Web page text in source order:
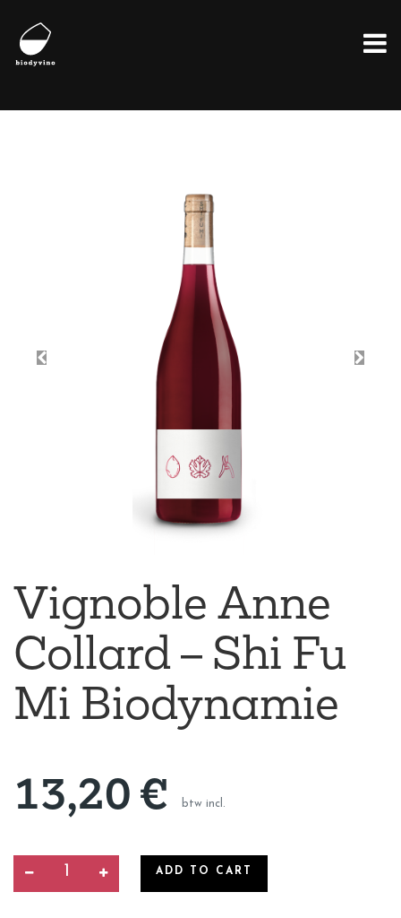
Vignoble Anne
Collard – Shi Fu
Mi Biodynamie
13,20€ btw incl.
ADD TO CART